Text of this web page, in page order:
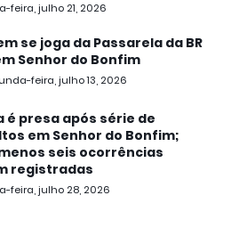
feira, julho 21, 2026
se joga da Passarela da BR
Senhor do Bonfim
feira, julho 13, 2026
é presa após série de
em Senhor do Bonfim;
seis ocorrências
registradas
feira, julho 28, 2026